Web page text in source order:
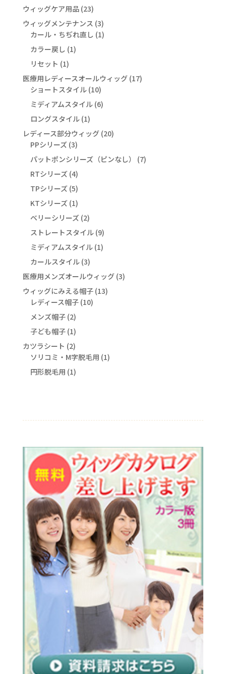
商
品
個
の
商
品
ウィッグケア用品 2323
個
の
商
ウィッグメンテナンス 33
個
カール・ちぢれ直し 11
品
カラー戻し 11
商
品
リセット 11
個
の
商
品
医療用レディースオールウィッグ 1717
ショートスタイル 1010
個
の
品
ミディアムスタイル 66
商
ロングスタイル 11
の
品
レディース部分ウィッグ 2020
の
商
PPシリーズ 33
個
の
商
品
パットポンシリーズ（ピンなし） 77
RTシリーズ 44
個
の
商
品
TPシリーズ 55
個
の
商
品
KTシリーズ 11
個
の
商
品
ベリーシリーズ 22
個
の
商
品
ストレートスタイル 99
個
の
品
ミディアムスタイル 11
商
品
カールスタイル 33
個
の
商
品
医療用メンズオールウィッグ 33
ウィッグにみえる帽子 1313
レディース帽子 1010
メンズ帽子 22
個
の
商
品
子ども帽子 11
個
の
商
品
カツラシート 22
個
の
商
ソリコミ・M字脱毛用 11
円形脱毛用 11